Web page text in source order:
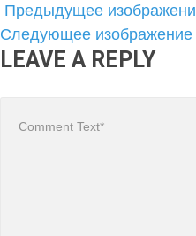
Предыдущее
Следующее изображение
LEAVE A REPLY